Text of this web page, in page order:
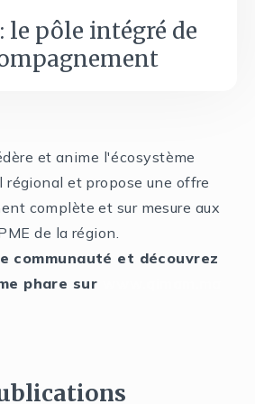
le pôle intégré de
et anime l'écosystème
régional et propose une offre
complète et sur mesure aux
de la région.
communauté et découvrez
phare sur